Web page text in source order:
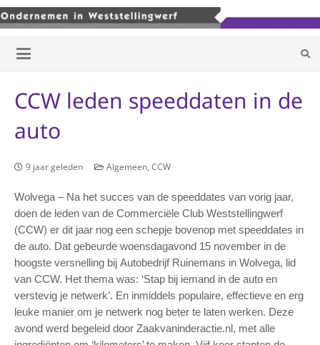
CCW leden speeddaten in de
auto
9 jaar geleden Algemeen ,CCW
Wolvega – Na het succes van de speeddates van vorig jaar,
doen de leden van de Commerciële Club Weststellingwerf
(CCW) er dit jaar nog een schepje bovenop met speeddates in
de auto. Dat gebeurde woensdagavond 15 november in de
hoogste versnelling bij Autobedrijf Ruinemans in Wolvega, lid
van CCW. Het thema was: ‘Stap bij iemand in de auto en
verstevig je netwerk’. En inmiddels populaire, effectieve en erg
leuke manier om je netwerk nog beter te laten werken. Deze
avond werd begeleid door Zaakvaninderactie.nl, met alle